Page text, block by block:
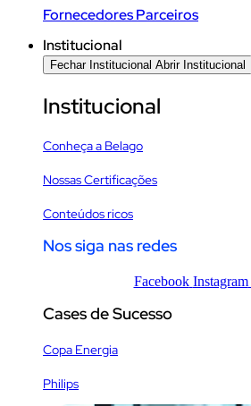
Fornecedores Parceiros
Institucional
Fechar Institucional Abrir Institucional
Institucional
Conheça a Belago
Nossas Certificações
Conteúdos ricos
Nos siga nas redes
Facebook Instagram
Cases de Sucesso
Copa Energia
Philips